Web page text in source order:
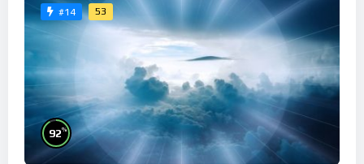
#14 53
92%